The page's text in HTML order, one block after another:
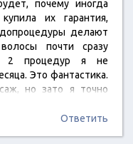
почему иногда
их гарантия,
делают
почти сразу
2 процедур я не
Это фантастика.
но зато я точно
это было решающим,
Ответить